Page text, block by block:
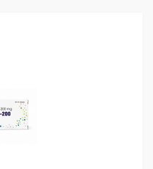
що нам можна
контактам із
знижки — слідкуйте